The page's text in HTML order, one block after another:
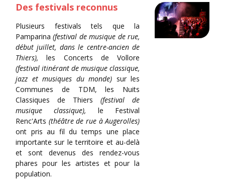
Des festivals reconnus
Plusieurs festivals tels que la
Pamparina(festival de musique de rue,
début juillet, dans le centre-ancien de
Thiers), les Concerts de Vollore
(festival itinérant de musique classique,
jazz et musiques du monde) sur les
Communes de TDM, les Nuits
Classiques de Thiers(festival de
musique classique), le Festival
Renc'Arts (théâtre de rue à Augerolles)
ont pris au fil du temps une place
importante sur le territoire et au-delà
et sont devenus des rendez-vous
phares pour les artistes et pour la
population.